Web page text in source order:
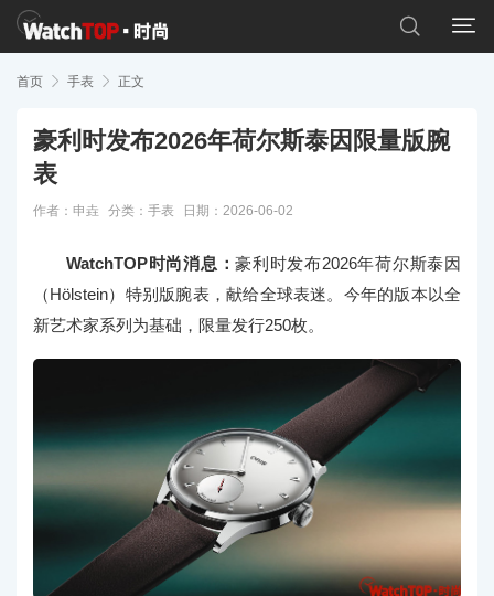


首页  手表  正文
豪利时发布2026年荷尔斯泰因限量版腕
表
作者：申垚 分类： 手表 日期：2026-06-02
WatchTOP时尚消息：豪利时发布2026年荷尔斯泰因
（Hölstein）特别版腕表，献给全球表迷。今年的版本以全
新艺术家系列为基础，限量发行250枚。